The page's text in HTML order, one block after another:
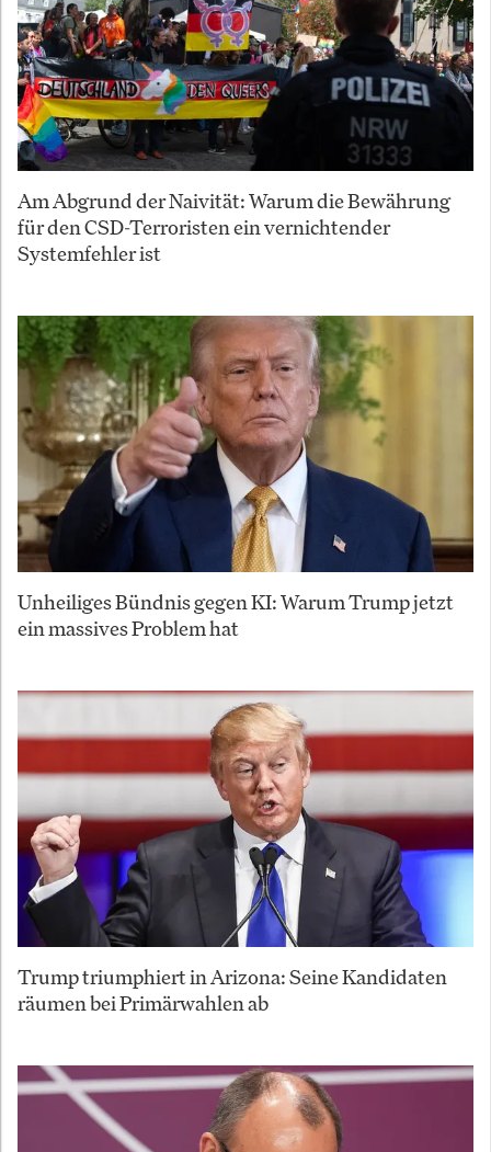
Am Abgrund der Naivität: Warum die Bewährung
für den CSD-Terroristen ein vernichtender
Systemfehler ist
Unheiliges Bündnis gegen KI: Warum Trump jetzt
ein massives Problem hat
Trump triumphiert in Arizona: Seine Kandidaten
räumen bei Primärwahlen ab